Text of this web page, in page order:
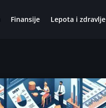
Finansije Lepota i zdravlje